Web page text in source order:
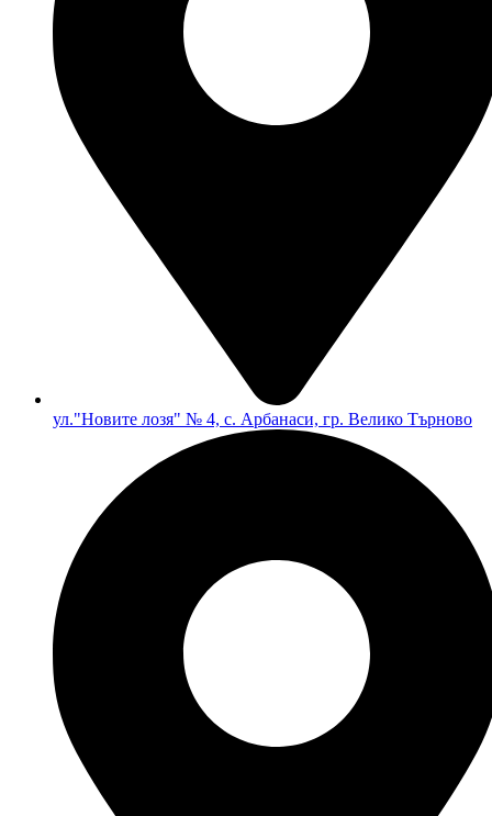
ул."Новите лозя" № 4, с. Арбанаси, гр. Велико Търново